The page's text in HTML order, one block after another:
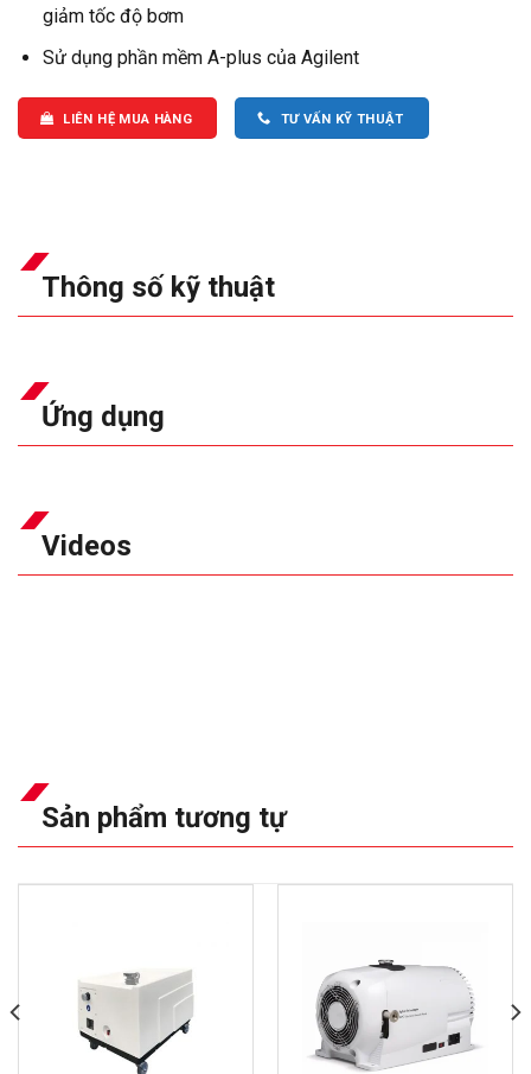
giảm tốc độ bơm
Sử dụng phần mềm A-plus của Agilent
LIÊN HỆ MUA HÀNG TƯ VẤN KỸ THUẬT
Thông số kỹ thuật
Ứng dụng
Videos
Sản phẩm tương tự